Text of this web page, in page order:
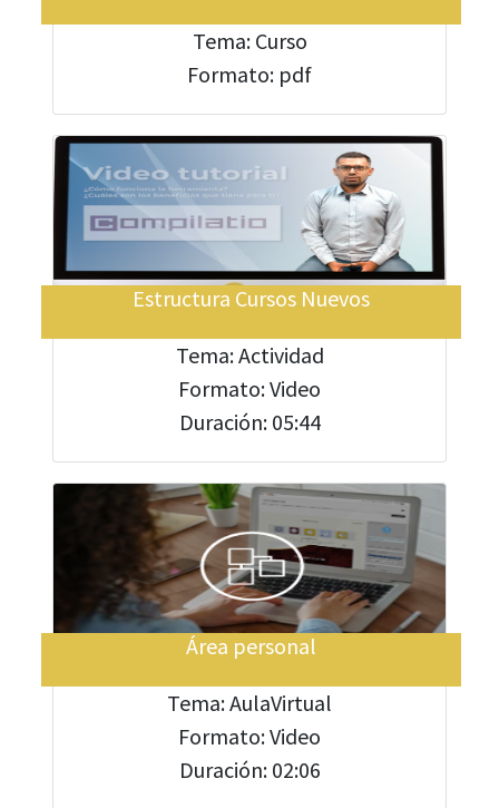
Tema: Curso
Formato: pdf
Estructura Cursos Nuevos
Tema: Actividad
Formato: Video
Duración: 05:44
Área personal
Tema: AulaVirtual
Formato: Video
Duración: 02:06